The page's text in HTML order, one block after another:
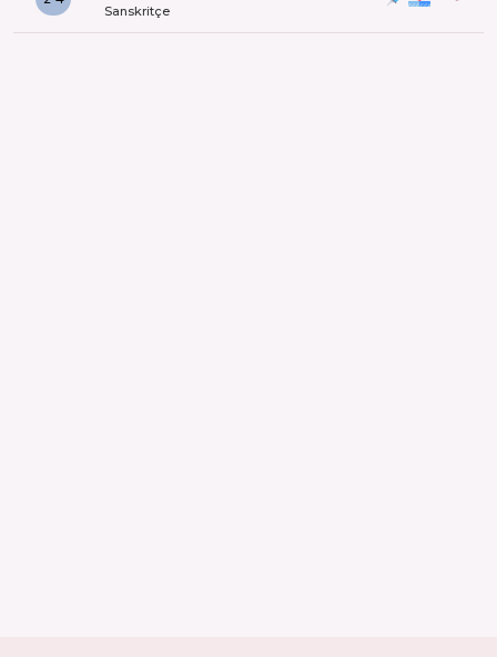
Sanskritçe